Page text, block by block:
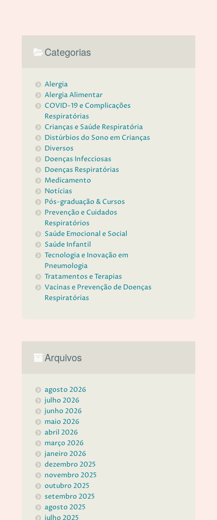
Categorias
Alergia
Alergia Alimentar
COVID-19 e Complicações
Respiratórias
Crianças e Saúde Respiratória
Distúrbios do Sono em Crianças
Diversos
Doenças Infecciosas
Doenças Respiratórias
Medicamento
Notícias
Pós-graduação & Cursos
Prevenção e Cuidados
Respiratórios
Saúde Emocional e Social
Saúde Infantil
Tecnologia e Inovação em
Pneumologia
Tratamentos e Terapias
Vacinas e Prevenção de Doenças
Respiratórias
Arquivos
agosto 2026
julho 2026
junho 2026
maio 2026
abril 2026
março 2026
janeiro 2026
dezembro 2025
novembro 2025
outubro 2025
setembro 2025
agosto 2025
julho 2025